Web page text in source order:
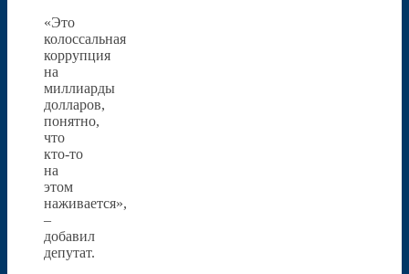
«Это
колоссальная
коррупция
на
миллиарды
долларов,
понятно,
что
кто-то
на
этом
наживается»,
–
добавил
депутат.